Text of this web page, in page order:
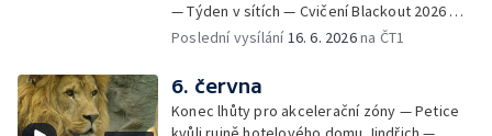
— Týden v sítích — Cvičení Blackout 2026 —
Budeme sledovat
Poslední vysílání16. 6. 2026na ČT1
6. června
Konec lhůty pro akcelerační zóny — Petice